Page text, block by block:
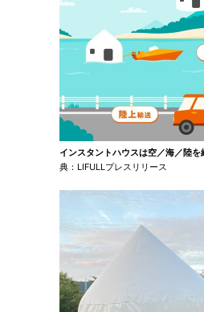
インスタントハウスは空／海／陸
典：LIFULLプレスリリース